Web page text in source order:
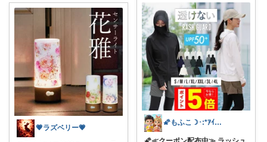
💗ラズベリー💗
🌠もふこ☽･:*ｱｲｺﾝ変更しました♪